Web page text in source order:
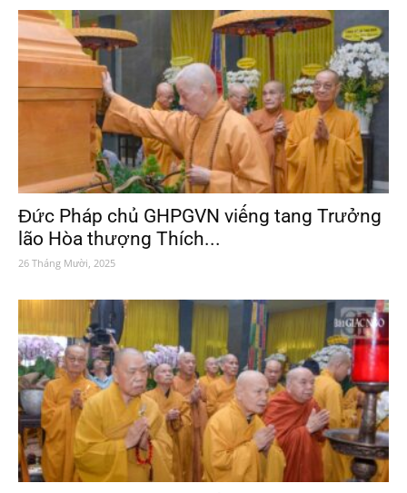
Đức Pháp chủ GHPGVN viếng tang Trưởng
lão Hòa thượng Thích...
26 Tháng Mười, 2025